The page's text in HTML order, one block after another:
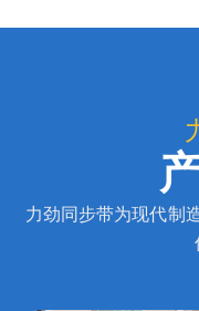
力劲同步带为现代制